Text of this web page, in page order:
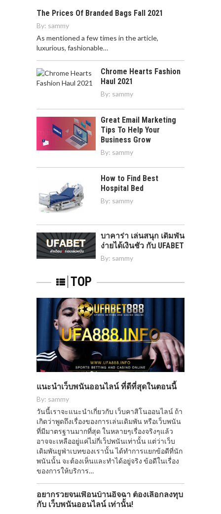
The Prices Of Branded Bags Fall 2021
By: sammy
As mentioned a few times in the article,
luxurious, fashionable…
Chrome Hearts Fashion
Haul 2021
By: sammy
Great Email Marketing
Tips To Help Your
Business Grow
By: sammy
How to Find Best
Hospital Bed
By: sammy
บาคาร่า เล่นสนุก เดิมพัน
ง่ายได้เงินชัว กับ UFABET
By: sammy
TOP
แนะนำเว็บพนันออนไลน์ ที่ดีที่สุดในตอนนี้
By: sammy
วันนี้เราจะแนะนำเกี่ยวกับ เว็บคาสิโนออนไลน์ ถ้า
เกิดว่าพูดถึงเรื่องของการเล่นเดิมพัน หรือเว็บพนัน
ที่มีมาตรฐานมากที่สุด ในหลายๆเรื่องจริงๆแล้ว
อาจจะเหลืออยู่แค่ไม่กี่เว็ปพนันเท่านั้น แต่ว่าเว็บ
เดิมพันยูฟ่าเบทของเรานั้น ได้ทำการแยกข้อดีที่นัก
พนันนั้น จะต้องเห็นและทำได้อยู่จริง ข้อดีในเรื่อง
ของการให้บริการ…
อยากรวยจนเพื่อนบ้านอิจฉา ต้องเลือกลงทุบ
กับ เว็บพนันออนไลน์ เท่านั้น!